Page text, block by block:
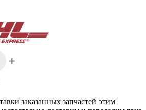
заказанных запчастей этим